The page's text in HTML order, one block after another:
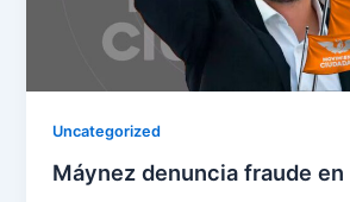
Uncategorized
Máynez denuncia fraude en